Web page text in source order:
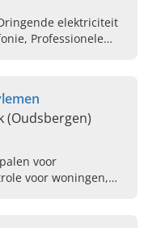
elektriciteit
Professionele
(Oudsbergen)
voor
voor woningen,